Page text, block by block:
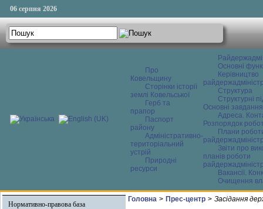
06 серпня 2026
Про
Ковельщину
Сторінки історії
землі Ковельської
Герб та
прапор
Паспорт
району
Адміністративно-
територіальний
устрій
Природні
ресурси
Основні
Керівництво
Структура
Структурні
Основні завдання
Адреса.
Розпорядок
Плани
Звіти про
планів роботи
Вакансії.
Очищення
Нормативно-правова база
Головна > Прес-центр > Засідання